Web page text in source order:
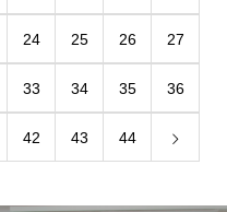
24 25 26 27
33 34 35 36
42 43 44